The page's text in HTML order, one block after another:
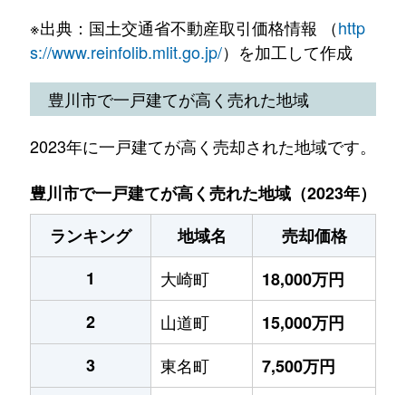
※出典：国土交通省不動産取引価格情報 （http
s://www.reinfolib.mlit.go.jp/）を加工して作成
豊川市で一戸建てが高く売れた地域
2023年に一戸建てが高く売却された地域です。
豊川市で一戸建てが高く売れた地域（2023年）
ランキング
地域名
売却価格
1
大崎町
18,000万円
2
山道町
15,000万円
3
東名町
7,500万円